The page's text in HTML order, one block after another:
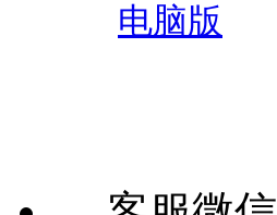
电脑版